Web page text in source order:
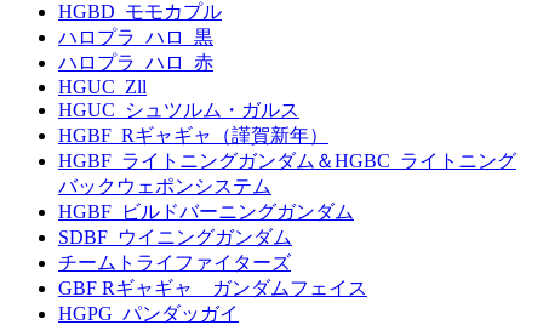
HGBD_モモカプル
ハロプラ_ハロ_黒
ハロプラ_ハロ_赤
HGUC_Zll
HGUC_シュツルム・ガルス
HGBF_Rギャギャ（謹賀新年）
HGBF_ライトニングガンダム＆HGBC_ライトニング
バックウェポンシステム
HGBF_ビルドバーニングガンダム
SDBF_ウイニングガンダム
チームトライファイターズ
GBF Rギャギャ ガンダムフェイス
HGPG_パンダッガイ